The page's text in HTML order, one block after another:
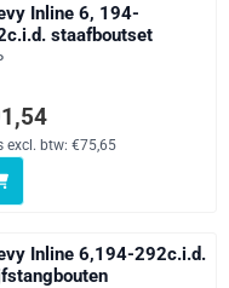
Inline 6, 194-
staafboutset
91,54, exclusief btw: 75,65
excl. btw: €75,65
Inline 6,194-292c.i.d.